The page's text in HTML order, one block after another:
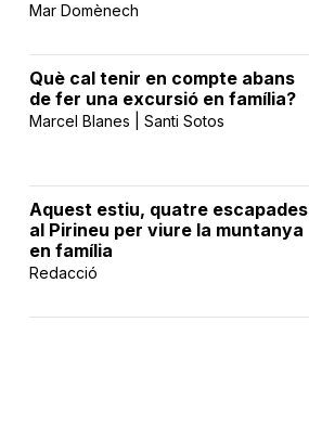
Mar Domènech
Què cal tenir en compte abans
de fer una excursió en família?
Marcel Blanes | Santi Sotos
Aquest estiu, quatre escapades
al Pirineu per viure la muntanya
en família
Redacció